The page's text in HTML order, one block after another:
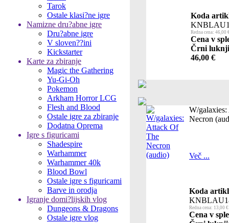
Tarok
Ostale klasi?ne igre
Namizne dru?abne igre
Dru?abne igre
V sloven??ini
Kickstarter
Karte za zbiranje
Magic the Gathering
Yu-Gi-Oh
Pokemon
Arkham Horror LCG
Flesh and Blood
Ostale igre za zbiranje
Dodatna Oprema
Igre s figuricami
Shadespire
Warhammer
Warhammer 40k
Blood Bowl
Ostale igre s figuricami
Barve in orodja
Igranje domi?lijskih vlog
Dungeons & Dragons
Ostale igre vlog
Koda
Redna cena: 46,00
Cena v
Črni
46,00 €
W/
Necron
Več ...
Koda
Redna cena: 13,00 €
Cena v